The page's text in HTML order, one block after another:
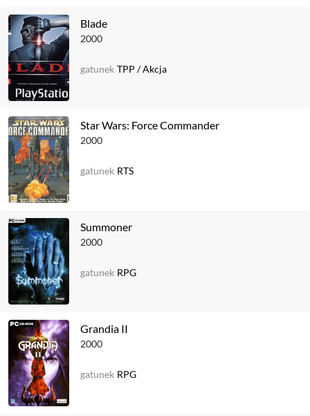
Blade
2000
gatunek TPP /Akcja
Star Wars: Force Commander
2000
gatunek RTS
Summoner
2000
gatunek RPG
Grandia II
2000
gatunek RPG